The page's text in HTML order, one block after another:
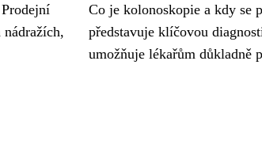
nádražích,
Co je kolonoskopie a kdy se
představuje klíčovou
umožňuje lékařům důkladně